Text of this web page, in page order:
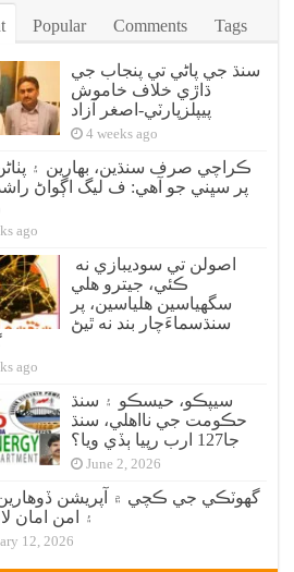
Popular Comments Tags
سنڌ جي پاڻي تي پنجاب جي
ڌاڙي خلاف خاموش
پيپلزپارٽي-اصغر آزاد
4 weeks ago
ڪراچي صرف سنڌين، بهارين ۽
پر سڀني جو آهي: ف ليگ اڳواڻ
ago
ڪئي، جيترو هلي
سگهياسين هلياسين، پر
سنڌسماءَچار بند نه ٿيڻ
ago
سيپڪو، حيسڪو ۽ سنڌ
حڪومت جي نااهلي، سنڌ
جا127 ارب رپيا ٻڏي ويا؟
June 2, 2026
گهوٽڪي جي ڪچي ۾ آپريشن
۽ امن امان
12, 2026